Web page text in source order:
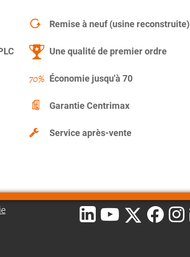
Remise à neuf (usine reconstruite)
Une qualité de premier ordre
Économie jusqu'à 70
Garantie Centrimax
Service après-vente